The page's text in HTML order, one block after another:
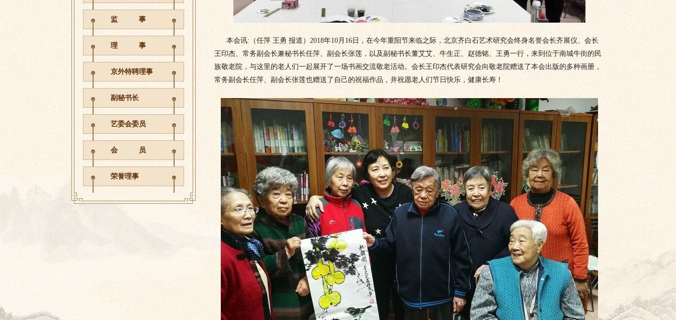
监 事
理 事
京外特聘理事
副秘书长
艺委会委员
会 员
荣誉理事
本会讯:（任萍 王勇 报道）2018年10月16日，在今年重阳节来临之际，北京齐白石艺术研究会终身名誉会长齐展仪、会长
王印杰、常务副会长兼秘书长任萍、副会长张莲，以及副秘书长董艾艾、牛生正、赵德铭、王勇一行，来到位于南城牛街的民
族敬老院，与这里的老人们一起展开了一场书画交流敬老活动。会长王印杰代表研究会向敬老院赠送了本会出版的多种画册，
常务副会长任萍、副会长张莲也赠送了自己的祝福作品，并祝愿老人们节日快乐，健康长寿！